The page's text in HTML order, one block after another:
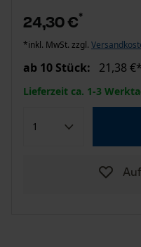
24,30 €*
*inkl. MwSt. zzgl.
ab 10 Stück: 21,38 €*
Lieferzeit ca. 1-3